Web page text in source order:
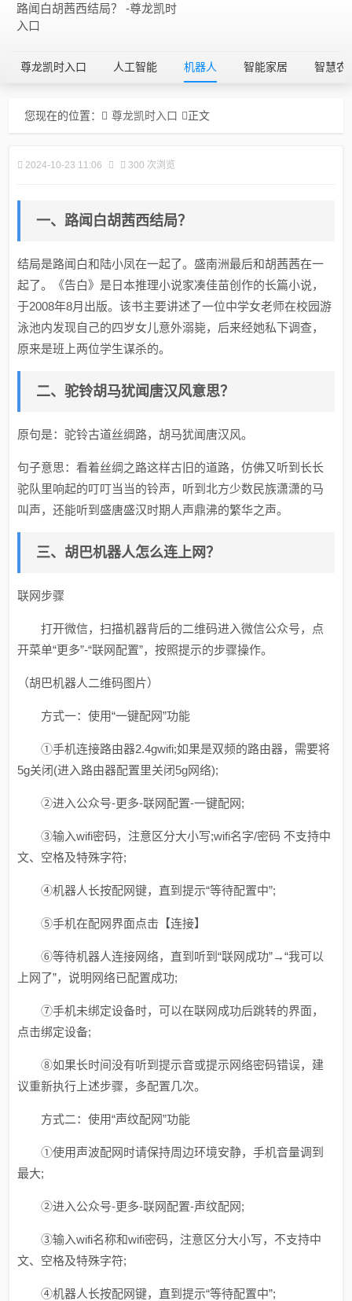
路闻白胡茜西结局？ -尊龙凯时
入口
尊龙凯时入口 人工智能 机器人 智能家居 智慧农
您现在的位置： 尊龙凯时入口 正文
2024-10-23 11:06 300 次浏览
一、路闻白胡茜西结局？
结局是路闻白和陆小凤在一起了。盛南洲最后和胡茜茜在一
起了。《告白》是日本推理小说家凑佳苗创作的长篇小说，
于2008年8月出版。该书主要讲述了一位中学女老师在校园游
泳池内发现自己的四岁女儿意外溺毙，后来经她私下调查，
原来是班上两位学生谋杀的。
二、驼铃胡马犹闻唐汉风意思？
原句是：驼铃古道丝绸路，胡马犹闻唐汉风。
句子意思：看着丝绸之路这样古旧的道路，仿佛又听到长长
驼队里响起的叮叮当当的铃声，听到北方少数民族潇潇的马
叫声，还能听到盛唐盛汉时期人声鼎沸的繁华之声。
三、胡巴机器人怎么连上网？
联网步骤
打开微信，扫描机器背后的二维码进入微信公众号，点
开菜单“更多”-“联网配置”，按照提示的步骤操作。
（胡巴机器人二维码图片）
方式一：使用“一键配网”功能
①手机连接路由器2.4gwifi;如果是双频的路由器，需要将
5g关闭(进入路由器配置里关闭5g网络);
②进入公众号-更多-联网配置-一键配网;
③输入wifi密码，注意区分大小写;wifi名字/密码 不支持中
文、空格及特殊字符;
④机器人长按配网键，直到提示“等待配置中”;
⑤手机在配网界面点击【连接】
⑥等待机器人连接网络，直到听到“联网成功”→“我可以
上网了”，说明网络已配置成功;
⑦手机未绑定设备时，可以在联网成功后跳转的界面，
点击绑定设备;
⑧如果长时间没有听到提示音或提示网络密码错误，建
议重新执行上述步骤，多配置几次。
方式二：使用“声纹配网”功能
①使用声波配网时请保持周边环境安静，手机音量调到
最大;
②进入公众号-更多-联网配置-声纹配网;
③输入wifi名称和wifi密码，注意区分大小写，不支持中
文、空格及特殊字符;
④机器人长按配网键，直到提示“等待配置中”;